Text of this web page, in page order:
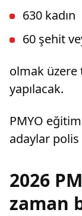
630 kadın
60 şehit
olmak üzere
yapılacak.
PMYO
adaylar
2026
zaman